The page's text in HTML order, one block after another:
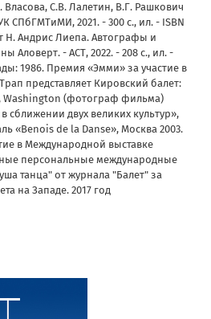
Власова, С.В. Лалетин, В.Г. Рашкович
СПбГМТиМИ, 2021. - 300 с., ил. - ISBN
Н. Андрис Лиепа. Автографы и
Аловерт. - АСТ, 2022. - 208 с., ил. -
1986. Премия «Эмми» за участие в
представляет Кировский балет:
Washington (фотограф фильма)
сближении двух великих культур»,
«Benois de la Danse», Москва 2003.
в Международной выставке
персональные международные
танца" от журнала "Балет" за
на Западе. 2017 год